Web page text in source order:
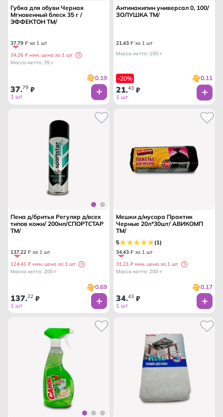
Губка для обуви Черная
Мгновенный блеск 35 г /
ЭФФЕКТОН ТМ/
37.79 ₽ за 1 шт
34.26 ₽ мин. цена за 1 шт
Масса нетто: 35 г
0.19
37.79 ₽
1 шт
Антинакипин универсал 0, 100/
ЗОЛУШКА ТМ/
21.43 ₽ за 1 шт
Масса нетто: 100 г
-20% 0.11
21.43 ₽
1 шт
Пена д/бритья Регуляр д/всех
типов кожи/ 200мл/СПОРТСТАР
ТМ/
137.22 ₽ за 1 шт
124.41 ₽ мин. цена за 1 шт
Масса нетто: 200 г
0.69
137.22 ₽
1 шт
Мешки д/мусора Практик
Черные 20л*30шт/ АВИКОМП
ТМ/
5 (1)
34.43 ₽ за 1 шт
31.21 ₽ мин. цена за 1 шт
Масса нетто: 200 г
0.17
34.43 ₽
1 шт